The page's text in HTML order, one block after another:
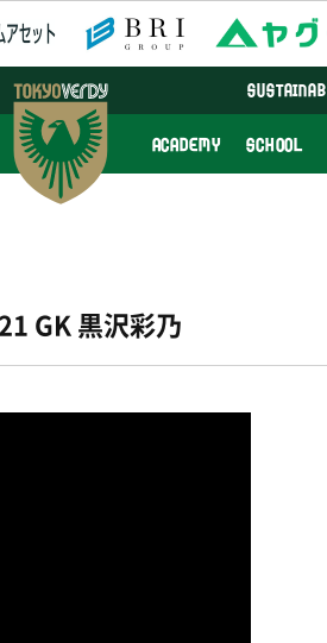
ACADEMY SCHOOL
GK 黒沢彩乃